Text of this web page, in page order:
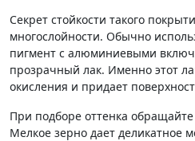
Секрет стойкости такого
многослойности. Обычно
пигмент с алюминиевыми
прозрачный лак. Именно этот
окисления и придает
При подборе оттенка
Мелкое зерно дает деликатное